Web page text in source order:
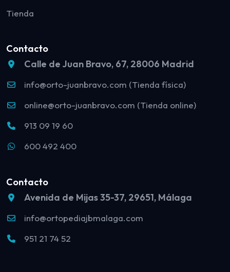
Tienda
Contacto
Calle de Juan Bravo, 67, 28006 Madrid
info@orto-juanbravo.com (Tienda física)
online@orto-juanbravo.com (Tienda online)
913 09 19 60
600 492 400
Contacto
Avenida de Mijas 35-37, 29651, Málaga
info@ortopediajbmalaga.com
951 21 74 52